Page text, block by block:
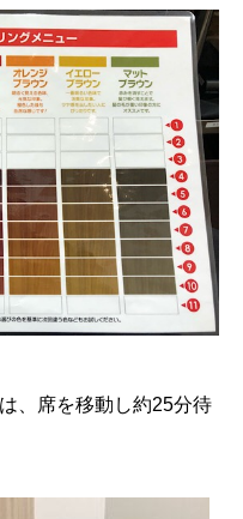
、席を移動し約25分待